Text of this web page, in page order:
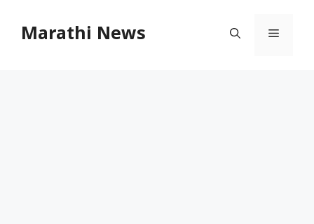
Marathi News Menu